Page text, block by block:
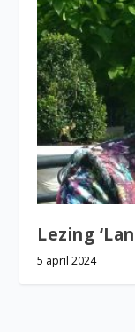
Lezing
5 april 2024